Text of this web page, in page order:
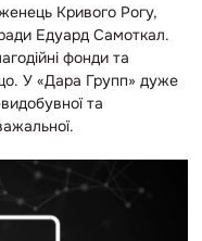
Кривого Рогу,
Едуард Самоткал.
фонди та
У «Дара Групп» дуже
та